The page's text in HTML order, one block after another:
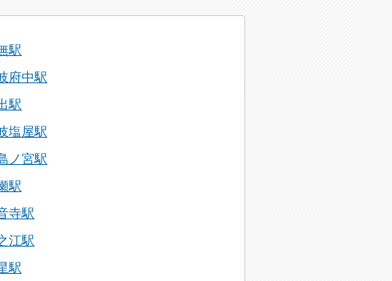
駅
府中駅
駅
塩屋駅
ノ宮駅
駅
寺駅
江駅
駅